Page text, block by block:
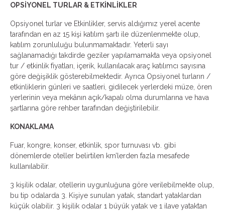
OPSİYONEL TURLAR & ETKİNLİKLER
Opsiyonel turlar ve Etkinlikler, servis aldığımız yerel acente
tarafından en az 15 kişi katılım şartı ile düzenlenmekte olup,
katılım zorunluluğu bulunmamaktadır. Yeterli sayı
sağlanamadığı takdirde geziler yapılamamakta veya opsiyonel
tur / etkinlik fiyatları, içerik, kullanılacak araç katılımcı sayısına
göre değişiklik gösterebilmektedir. Ayrıca Opsiyonel turların /
etkinliklerin günleri ve saatleri, gidilecek yerlerdeki müze, ören
yerlerinin veya mekânın açık/kapalı olma durumlarına ve hava
şartlarına göre rehber tarafından değiştirilebilir.
KONAKLAMA
Fuar, kongre, konser, etkinlik, spor turnuvası vb. gibi
dönemlerde oteller belirtilen km’lerden fazla mesafede
kullanılabilir.
3 kişilik odalar, otellerin uygunluğuna göre verilebilmekte olup,
bu tip odalarda 3. Kişiye sunulan yatak, standart yataklardan
küçük olabilir. 3 kişilik odalar 1 büyük yatak ve 1 ilave yataktan